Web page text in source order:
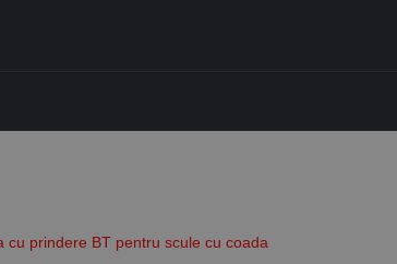
cu prindere BT pentru scule cu coada